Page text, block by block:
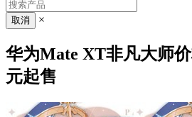
×
华为Mate XT非凡大师
元起售